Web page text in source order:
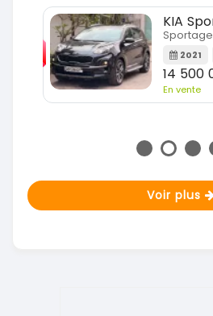
KIA
Sportage
2021
14 500
En vente
Voir plus